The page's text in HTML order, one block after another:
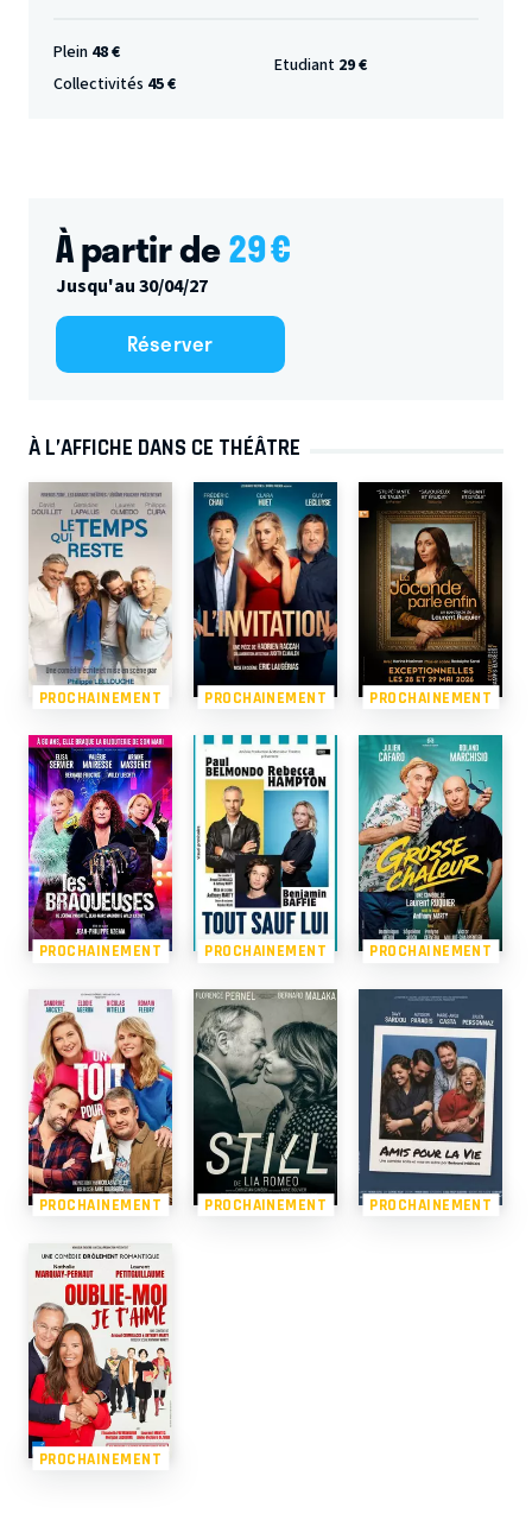
Plein 48 €
Collectivités 45 €
Etudiant 29 €
À partir de29€
Jusqu'au 30/04/27
Réserver
À L’AFFICHE DANS CE THÉÂTRE
PROCHAINEMENT PROCHAINEMENT PROCHAINEMENT
PROCHAINEMENT PROCHAINEMENT PROCHAINEMENT
PROCHAINEMENT PROCHAINEMENT PROCHAINEMENT
PROCHAINEMENT